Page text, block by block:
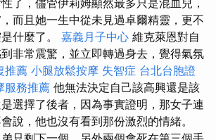
了，儘管伊莉姆顯然最多只是混血兒，
而且她一生中從未見過卓爾精靈，更不
什麼了。 嘉義月子中心 維克萊恩對自
非常震驚，並立即轉過身去，覺得氣氛
推薦 小腿放鬆按摩 失智症 台北台胞證
服務推薦 他無法決定自己該高興還是該
選擇了後者，因為事實證明，那女子連
說，他也沒有看到那份激烈的情緒。